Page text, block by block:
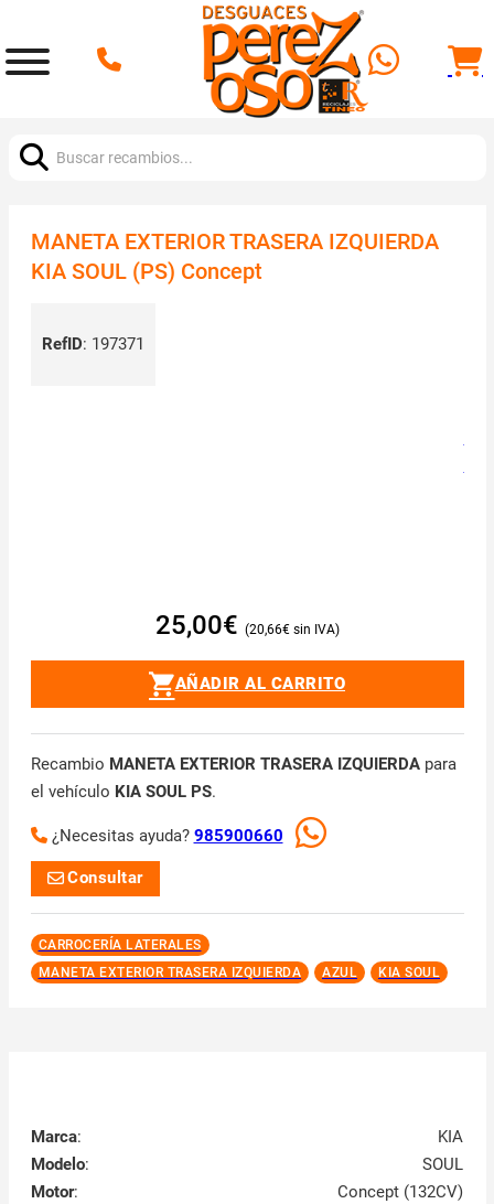
MANETA EXTERIOR TRASERA IZQUIERDA
KIA SOUL (PS) Concept
RefID: 197371
25,00€ 20,66€
AÑADIR AL CARRITO
Recambio MANETA EXTERIOR TRASERA IZQUIERDApara
el vehículo KIA SOUL PS.
¿Necesitas ayuda? 985900660
Consultar
CARROCERÍA LATERALES
MANETA EXTERIOR TRASERA IZQUIERDA
AZUL KIA SOUL
Marca:
KIA
Modelo:
SOUL
Motor:
Concept (132CV)